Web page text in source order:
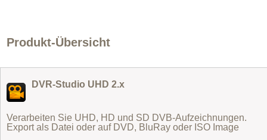
Produkt-Übersicht
DVR-Studio UHD 2.x
Verarbeiten Sie UHD, HD und SD DVB-Aufzeichnungen.
Export als Datei oder auf DVD, BluRay oder ISO Image